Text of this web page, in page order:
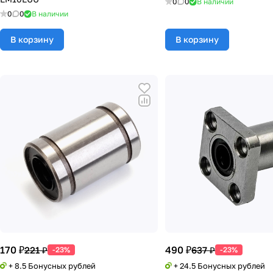
0 0 В наличии
В корзину В корзину
170 ₽221 ₽ -23%
+ 8.5 Бонусных рублей
490 ₽637 ₽ -23%
+ 24.5 Бонусных рублей